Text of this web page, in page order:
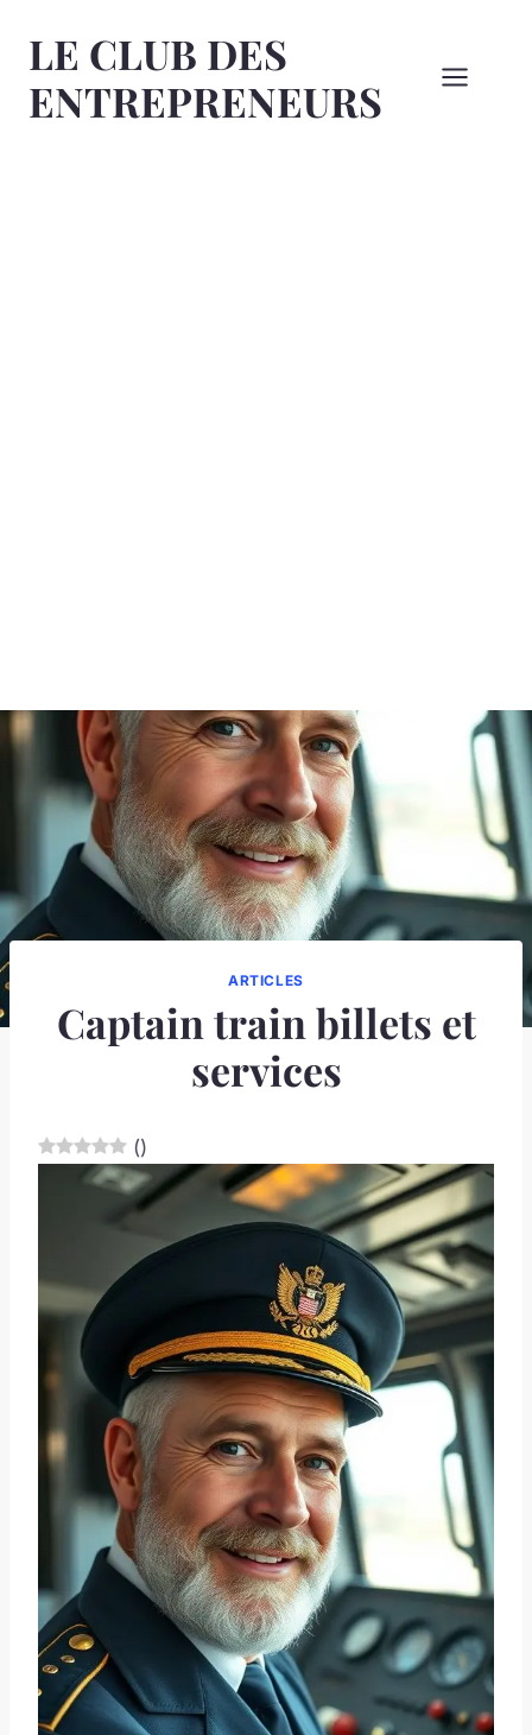
LE CLUB DES
ENTREPRENEURS
ARTICLES
Captain train billets et
services
()